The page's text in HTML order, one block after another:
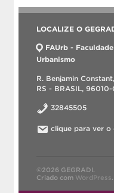
LOCALIZE O
FAUrb -
Urbanismo
R. Benjamin
RS - BRASIL,
32845505
clique para ver o
©2026 GEGRADI.
Criado com WordPress.